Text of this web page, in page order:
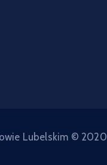
Lubelskim © 2020